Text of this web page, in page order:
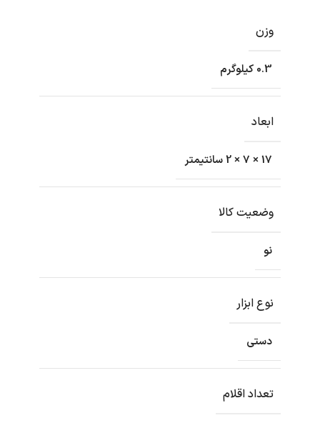
وزن
0.3 کیلوگرم
ابعاد
17 × 7 × 2 سانتیمتر
وضعیت کالا
نو
نوع ابزار
دستی
تعداد اقلام